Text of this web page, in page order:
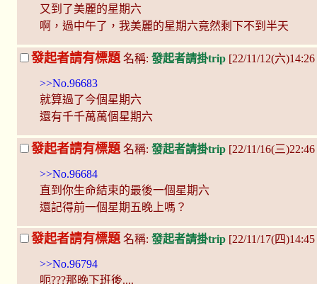
又到了美麗的星期六
啊，過中午了，我美麗的星期六竟然剩下不到半天
發起者請有標題 名稱: 發起者請掛trip [22/11/12(六
>>No.96683
就算過了今個星期六
還有千千萬萬個星期六
發起者請有標題 名稱: 發起者請掛trip [22/11/16(三
>>No.96684
直到你生命結束的最後一個星期六
還記得前一個星期五晚上嗎？
發起者請有標題名稱: 發起者請掛trip [22/11/17(四
>>No.96794
呃???那晚下班後....